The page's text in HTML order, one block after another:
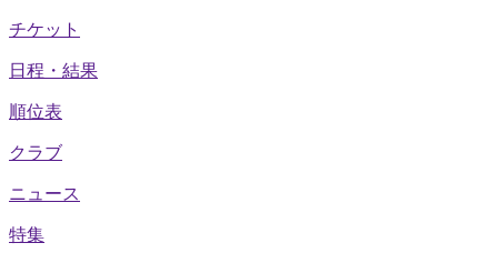
チケット
日程・結果
順位表
クラブ
ニュース
特集